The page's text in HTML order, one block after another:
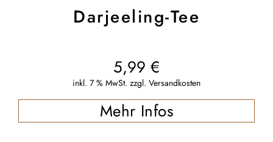
Darjeeling-Tee
5,99 €
inkl. 7 % MwSt. zzgl. Versandkosten
Mehr Infos